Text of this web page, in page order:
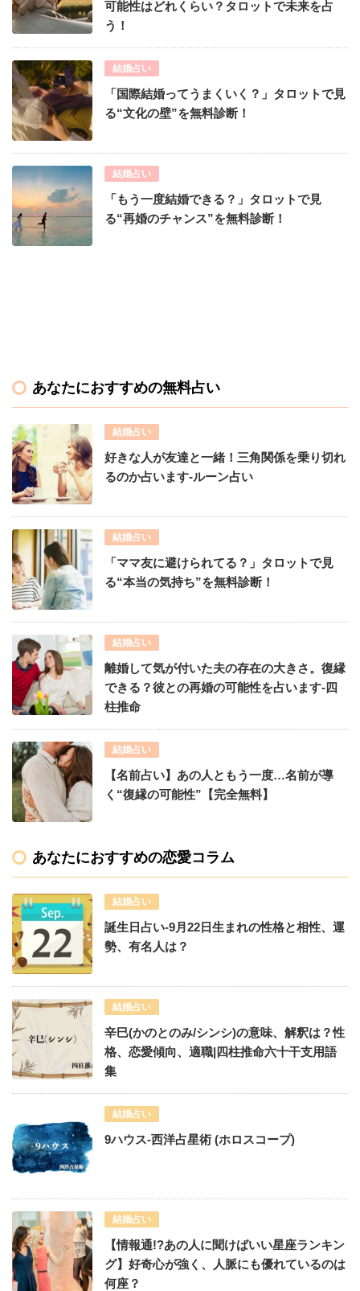
可能性はどれくらい？タロットで未来を占
う！
結婚占い
「国際結婚ってうまくいく？」タロットで見
る“文化の壁”を無料診断！
結婚占い
「もう一度結婚できる？」タロットで見
る“再婚のチャンス”を無料診断！
あなたにおすすめの無料占い
結婚占い
好きな人が友達と一緒！三角関係を乗り切れ
るのか占います-ルーン占い
結婚占い
「ママ友に避けられてる？」タロットで見
る“本当の気持ち”を無料診断！
結婚占い
離婚して気が付いた夫の存在の大きさ。復縁
できる？彼との再婚の可能性を占います-四
柱推命
結婚占い
【名前占い】あの人ともう一度…名前が導
く“復縁の可能性”【完全無料】
あなたにおすすめの恋愛コラム
結婚占い
誕生日占い-9月22日生まれの性格と相性、運
勢、有名人は？
結婚占い
辛巳(かのとのみ/シンシ)の意味、解釈は？性
格、恋愛傾向、適職|四柱推命六十干支用語
集
結婚占い
9ハウス-西洋占星術 (ホロスコープ)
結婚占い
【情報通!?あの人に聞けばいい星座ランキン
グ】好奇心が強く、人脈にも優れているのは
何座？